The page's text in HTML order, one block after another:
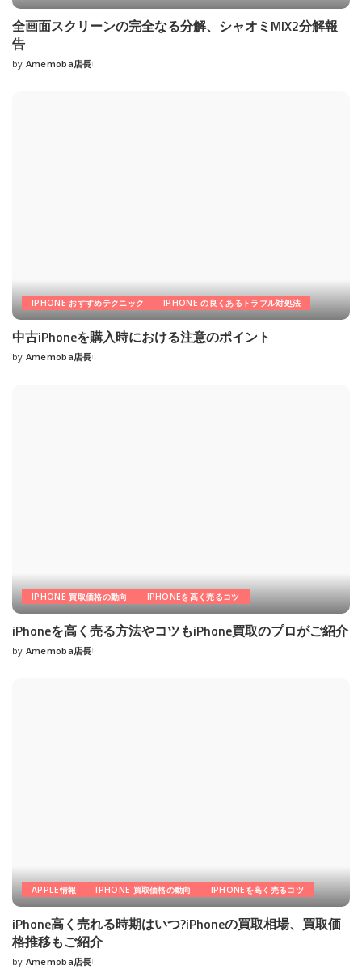
全画面スクリーンの完全なる分解、シャオミMIX2分解報
告
Posted
by Amemoba店長
IPHONE おすすめテクニック IPHONE の良くあるトラブル対処法
中古iPhoneを購入時における注意のポイント
Posted
by Amemoba店長
IPHONE 買取価格の動向 IPHONEを高く売るコツ
iPhoneを高く売る方法やコツもiPhone買取のプロがご紹介
Posted
by Amemoba店長
APPLE情報 IPHONE 買取価格の動向 IPHONEを高く売るコツ
iPhone高く売れる時期はいつ?iPhoneの買取相場、買取価
格推移もご紹介
Posted
by Amemoba店長